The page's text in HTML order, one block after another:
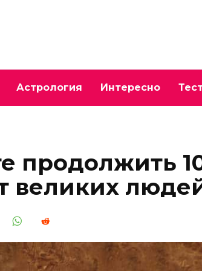
Астрология Интересно
продолжить
великих